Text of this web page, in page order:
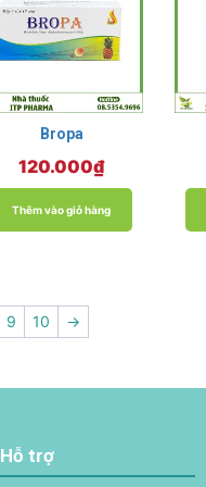
Bropa
120.000₫
Thêm vào giỏ hàng
9 10 →
Hỗ trợ